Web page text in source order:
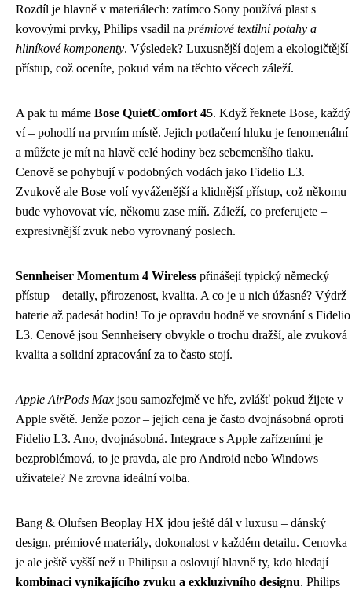
Rozdíl je hlavně v materiálech: zatímco Sony používá plast s
kovovými prvky, Philips vsadil na prémiové textilní potahy a
hliníkové komponenty. Výsledek? Luxusnější dojem a ekologičtější
přístup, což oceníte, pokud vám na těchto věcech záleží.
A pak tu máme Bose QuietComfort 45. Když řeknete Bose, každý
ví – pohodlí na prvním místě. Jejich potlačení hluku je fenomenální
a můžete je mít na hlavě celé hodiny bez sebemenšího tlaku.
Cenově se pohybují v podobných vodách jako Fidelio L3.
Zvukově ale Bose volí vyváženější a klidnější přístup, což někomu
bude vyhovovat víc, někomu zase míň. Záleží, co preferujete –
expresivnější zvuk nebo vyrovnaný poslech.
Sennheiser Momentum 4 Wireless přinášejí typický německý
přístup – detaily, přirozenost, kvalita. A co je u nich úžasné? Výdrž
baterie až padesát hodin! To je opravdu hodně ve srovnání s Fidelio
L3. Cenově jsou Sennheisery obvykle o trochu dražší, ale zvuková
kvalita a solidní zpracování za to často stojí.
Apple AirPods Max jsou samozřejmě ve hře, zvlášť pokud žijete v
Apple světě. Jenže pozor – jejich cena je často dvojnásobná oproti
Fidelio L3. Ano, dvojnásobná. Integrace s Apple zařízeními je
bezproblémová, to je pravda, ale pro Android nebo Windows
uživatele? Ne zrovna ideální volba.
Bang & Olufsen Beoplay HX jdou ještě dál v luxusu – dánský
design, prémiové materiály, dokonalost v každém detailu. Cenovka
je ale ještě vyšší než u Philipsu a oslovují hlavně ty, kdo hledají
kombinaci vynikajícího zvuku a exkluzivního designu. Philips